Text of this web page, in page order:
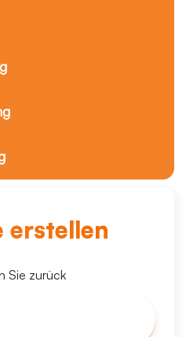
erstellen
Sie zurück